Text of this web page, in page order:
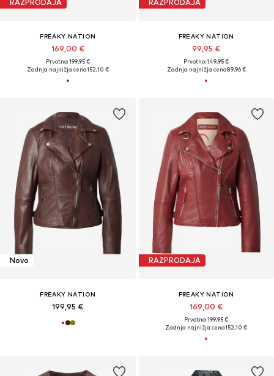
RAZPRODAJA
FREAKY NATION
169,00 €
Prvotno: 199,95 €
Zadnja najnižja cena152,10 €
RAZPRODAJA
FREAKY NATION
99,95 €
Prvotno: 149,95 €
Zadnja najnižja cena89,96 €
Novo
FREAKY NATION
199,95 €
RAZPRODAJA
FREAKY NATION
169,00 €
Prvotno: 199,95 €
Zadnja najnižja cena152,10 €